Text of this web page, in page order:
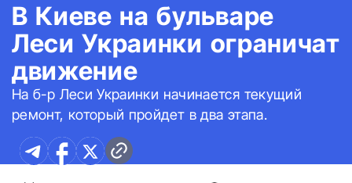
В Киеве на бульваре
Леси Украинки ограничат
движение
На б-р Леси Украинки начинается текущий
ремонт, который пройдет в два этапа.